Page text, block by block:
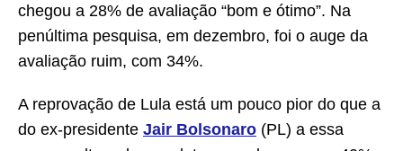
chegou a 28% de avaliação “bom e ótimo”. Na
penúltima pesquisa, em dezembro, foi o auge da
avaliação ruim, com 34%.
A reprovação de Lula está um pouco pior do que a
do ex-presidente Jair Bolsonaro (PL) a essa